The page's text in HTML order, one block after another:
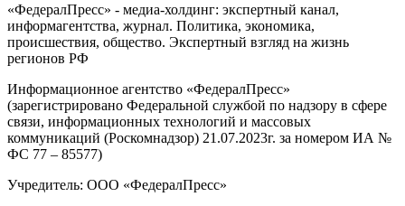
«ФедералПресс» - медиа-холдинг: экспертный канал,
информагентства, журнал. Политика, экономика,
происшествия, общество. Экспертный взгляд на жизнь
регионов РФ
Информационное агентство «ФедералПресс»
(зарегистрировано Федеральной службой по надзору в сфере
связи, информационных технологий и массовых
коммуникаций (Роскомнадзор) 21.07.2023г. за номером ИА №
ФС 77 – 85577)
Учредитель: ООО «ФедералПресс»